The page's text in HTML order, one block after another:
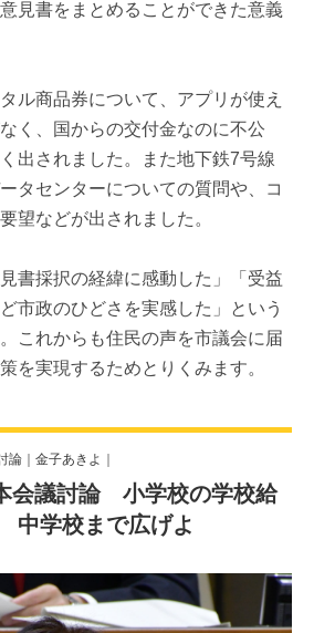
見書をまとめることができた意義
ル商品券について、アプリが使え
く、国からの交付金なのに不公
出されました。また地下鉄7号線
タセンターについての質問や、コ
望などが出されました。
書採択の経緯に感動した」「受益
市政のひどさを実感した」という
これからも住民の声を市議会に届
を実現するためとりくみます。
論 金子あきよ
会議討論 小学校の学校給
学校まで広げよ